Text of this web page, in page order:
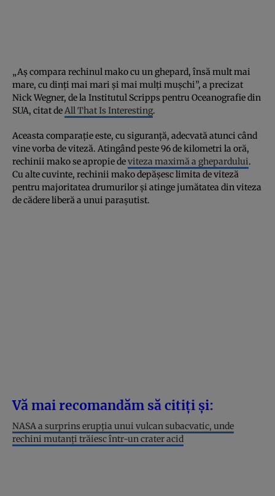
„Aș compara rechinul mako cu un ghepard, însă mult mai
mare, cu dinți mai mari și mai mulți mușchi”, a precizat
Nick Wegner, de la Institutul Scripps pentru Oceanografie din
SUA, citat deAll That Is Interesting.
Aceasta comparație este, cu siguranță, adecvată atunci când
vine vorba de viteză. Atingând peste 96 de kilometri la oră,
rechinii mako se apropie deviteza maximă a ghepardului.
Cu alte cuvinte, rechinii mako depășesc limita de viteză
pentru majoritatea drumurilor și atinge jumătatea din viteza
de cădere liberă a unui parașutist.
Vă mai recomandăm să citiți și:
NASA a surprins erupția unui vulcan subacvatic, unde
rechini mutanți trăiesc într-un crater acid